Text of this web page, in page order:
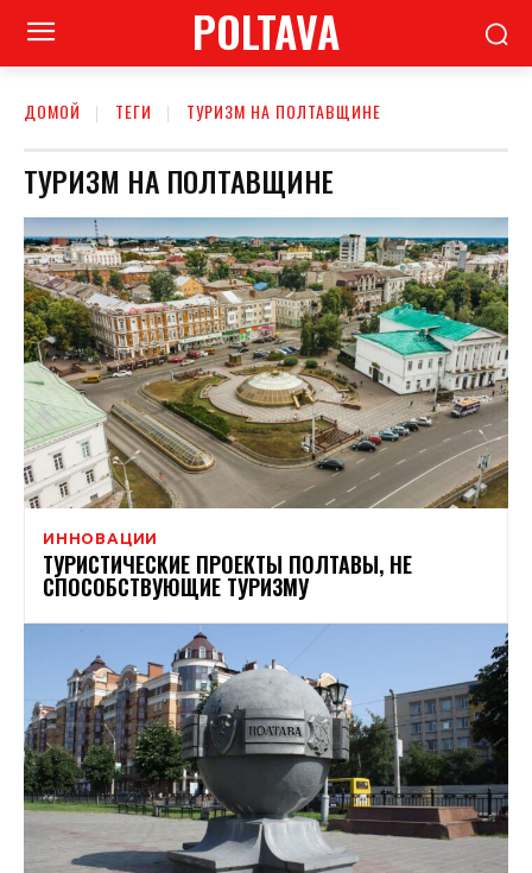
POLTAVA
ДОМОЙ ТЕГИ ТУРИЗМ НА ПОЛТАВЩИНЕ
ТУРИЗМ НА ПОЛТАВЩИНЕ
ИННОВАЦИИ
ТУРИСТИЧЕСКИЕ ПРОЕКТЫ ПОЛТАВЫ, НЕ
СПОСОБСТВУЮЩИЕ ТУРИЗМУ